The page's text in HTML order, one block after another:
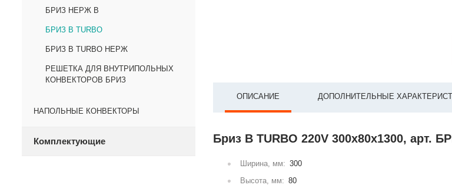
БРИЗ НЕРЖ В
БРИЗ В TURBO
БРИЗ В TURBO НЕРЖ
РЕШЕТКА ДЛЯ ВНУТРИПОЛЬНЫХ
КОНВЕКТОРОВ БРИЗ
НАПОЛЬНЫЕ КОНВЕКТОРЫ
Комплектующие
ОПИСАНИЕ ДОПОЛНИТЕЛЬНЫЕ
Бриз В TURBO 220V 300х80х1300, арт.
Ширина, мм: 300
Высота, мм: 80